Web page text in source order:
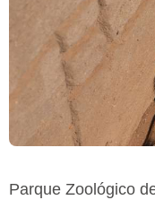
Parque Zoológico